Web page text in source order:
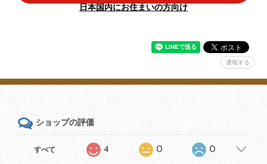
日本国内にお住まいの方向け
通報する
ショップの評価
すべて 4 0 0